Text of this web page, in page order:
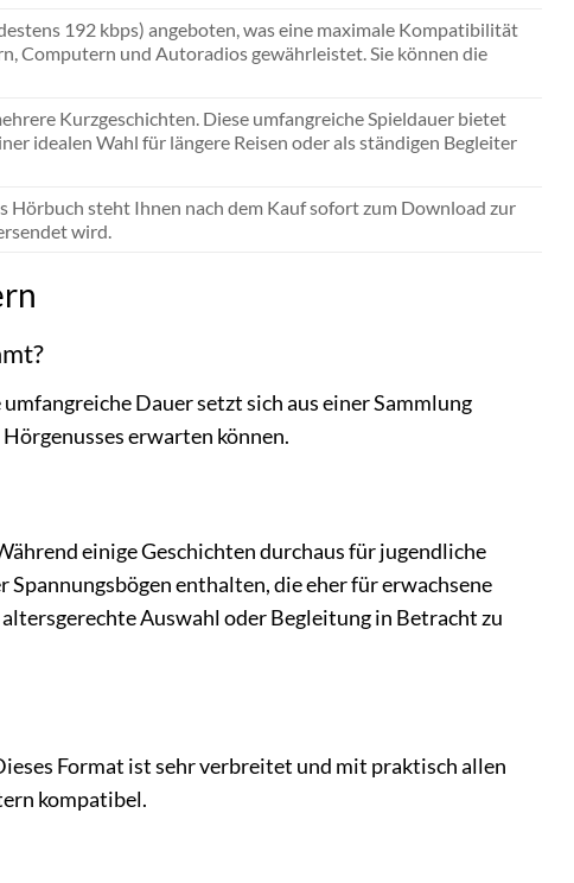
192 kbps) angeboten, was eine maximale Kompatibilität
Computern und Autoradios gewährleistet. Sie können die
Kurzgeschichten. Diese umfangreiche Spieldauer bietet
idealen Wahl für längere Reisen oder als ständigen Begleiter
Hörbuch steht Ihnen nach dem Kauf sofort zum Download zur
wird.
Dauer setzt sich aus einer Sammlung
erwarten können.
einige Geschichten durchaus für jugendliche
enthalten, die eher für erwachsene
Auswahl oder Begleitung in Betracht zu
Format ist sehr verbreitet und mit praktisch allen
kompatibel.